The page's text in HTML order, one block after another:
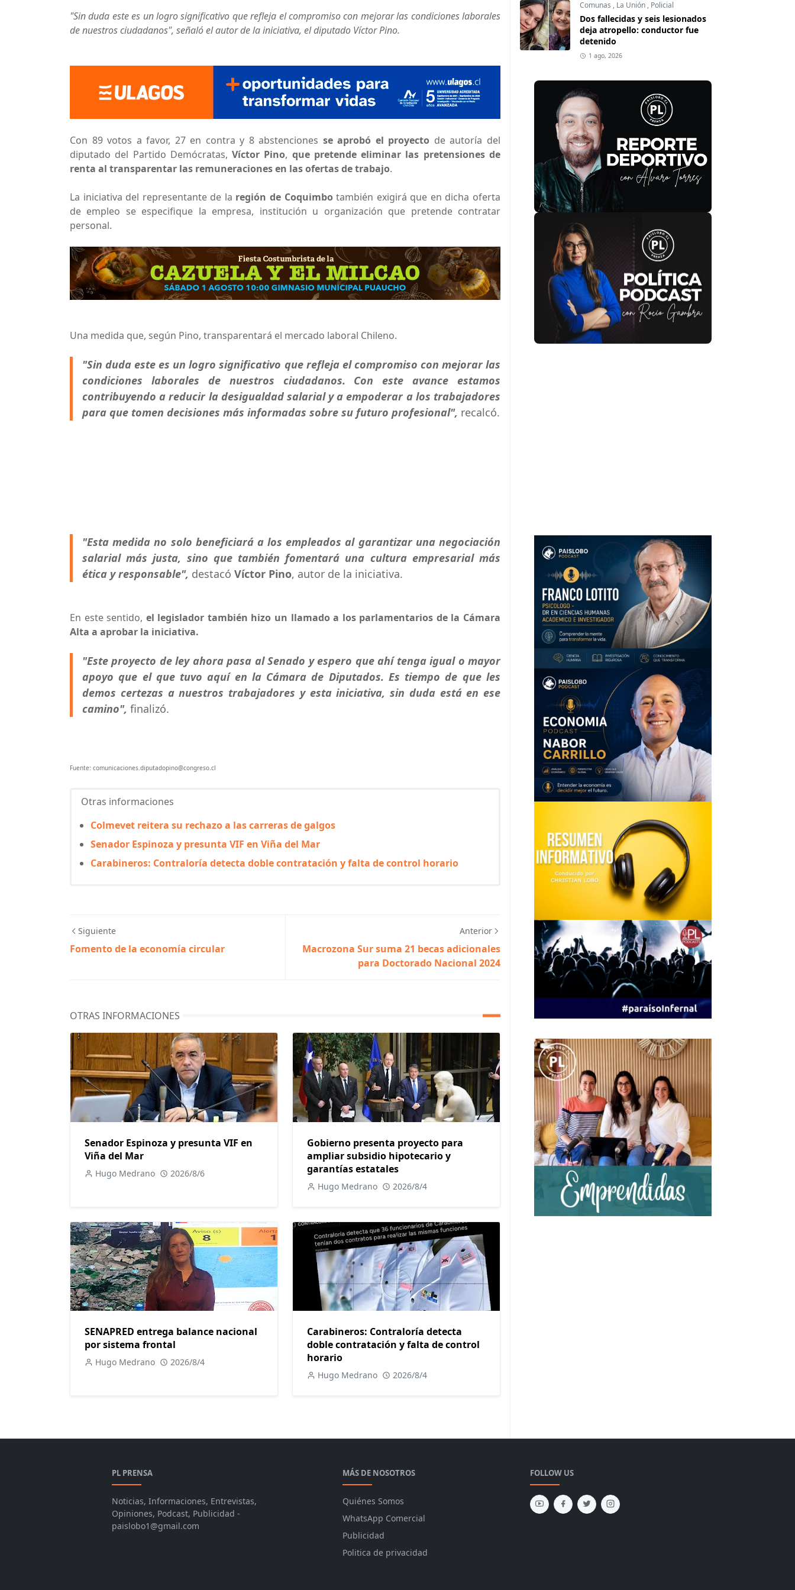
"Sin duda este es un logro significativo que refleja el compromiso con mejorar las condiciones laborales
de nuestros ciudadanos", señaló el autor de la iniciativa, el diputado Víctor Pino.
Con 89 votos a favor, 27 en contra y 8 abstenciones se aprobó el proyecto de autoría del
diputado del Partido Demócratas,Víctor Pino, que pretende eliminar las pretensiones de
renta al transparentar las remuneraciones en las ofertas de trabajo.
La iniciativa del representante de la región de Coquimbotambién exigirá que en dicha oferta
de empleo se especifique la empresa, institución u organización que pretende contratar
personal.
Una medida que, según Pino, transparentará el mercado laboral Chileno.
"Sin duda este es un logro significativo que refleja el compromiso con mejorar las
condiciones laborales de nuestros ciudadanos. Con este avance estamos
contribuyendo a reducir la desigualdad salarial y a empoderar a los trabajadores
para que tomen decisiones más informadas sobre su futuro profesional", recalcó.
"Esta medida no solo beneficiará a los empleados al garantizar una negociación
salarial más justa, sino que también fomentará una cultura empresarial más
ética y responsable", destacó Víctor Pino, autor de la iniciativa.
En este sentido, el legislador también hizo un llamado a los parlamentarios de la Cámara
Alta a aprobar la iniciativa.
"Este proyecto de ley ahora pasa al Senado y espero que ahí tenga igual o mayor
apoyo que el que tuvo aquí en la Cámara de Diputados. Es tiempo de que les
demos certezas a nuestros trabajadores y esta iniciativa, sin duda está en ese
camino", finalizó.
Fuente: comunicaciones.diputadopino@congreso.cl
Otras informaciones
Colmevet reitera su rechazo a las carreras de galgos
Senador Espinoza y presunta VIF en Viña del Mar
Carabineros: Contraloría detecta doble contratación y falta de control horario
Siguiente
Fomento de la economía circular
Anterior
Macrozona Sur suma 21 becas adicionales
para Doctorado Nacional 2024
OTRAS INFORMACIONES
Senador Espinoza y presunta VIF en
Viña del Mar
Hugo Medrano 2026/8/6
Gobierno presenta proyecto para
ampliar subsidio hipotecario y
garantías estatales
Hugo Medrano 2026/8/4
SENAPRED entrega balance nacional
por sistema frontal
Hugo Medrano 2026/8/4
Carabineros: Contraloría detecta
doble contratación y falta de control
horario
Hugo Medrano 2026/8/4
Comunas , La Unión , Policial
Dos fallecidas y seis lesionados
deja atropello: conductor fue
detenido
1 ago, 2026
PL PRENSA
Noticias, Informaciones, Entrevistas,
Opiniones, Podcast, Publicidad -
paislobo1@gmail.com
MÁS DE NOSOTROS
Quiénes Somos
WhatsApp Comercial
Publicidad
Politica de privacidad
FOLLOW US